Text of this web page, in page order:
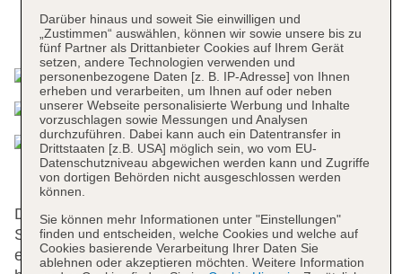
Das bietet Ihre Unterkunft
Das Apartmenthotel bietet 46 Apartments und 147
Studios auf 8 Etagen, die mit einem Aufzug
erreichbar sind. Die Rezeption ist rund um die Uhr
Darüber hinaus und soweit Sie einwilligen und
„Zustimmen“ auswählen, können wir sowie unsere bis zu
fünf Partner als Drittanbieter Cookies auf Ihrem Gerät
setzen, andere Technologien verwenden und
personenbezogene Daten [z. B. IP-Adresse] von Ihnen
erheben und verarbeiten, um Ihnen auf oder neben
unserer Webseite personalisierte Werbung und Inhalte
vorzuschlagen sowie Messungen und Analysen
durchzuführen. Dabei kann auch ein Datentransfer in
Drittstaaten [z.B. USA] möglich sein, wo vom EU-
Datenschutzniveau abgewichen werden kann und Zugriffe
von dortigen Behörden nicht ausgeschlossen werden
können.
Sie können mehr Informationen unter "Einstellungen"
finden und entscheiden, welche Cookies und welche auf
Cookies basierende Verarbeitung Ihrer Daten Sie
ablehnen oder akzeptieren möchten. Weitere Information